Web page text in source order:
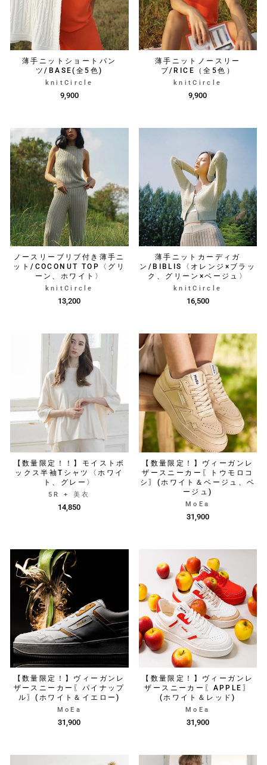
薄手ニットショートパン
ツ/BASE(全5色)
knitCircle
9,900
薄手ニットノースリー
ブ/RICE（全5色）
knitCircle
9,900
ノースリーブリブ付き薄手ニ
ット/COCONUT TOP〈グリ
ーン、ホワイト〉
knitCircle
13,200
薄手ニットカーディガ
ン/BIBLIS〈オレンジ×ブラッ
ク、グリーン×ベージュ〉
knitCircle
16,500
【数量限定！！】モイストボ
ックス半袖Tシャツ〈ホワイ
ト、グレー〉
5R + 美衣
14,850
【数量限定！】ヴィーガンレ
ザースニーカー〖トウモロコ
シ〗(ホワイト＆ベージュ、ベ
ージュ)
MoEa
31,900
【数量限定！】ヴィーガンレ
ザースニーカー〖パイナップ
ル〗(ホワイト＆イエロー)
MoEa
31,900
【数量限定！】ヴィーガンレ
ザースニーカー〖APPLE〗
(ホワイト＆レッド)
MoEa
31,900